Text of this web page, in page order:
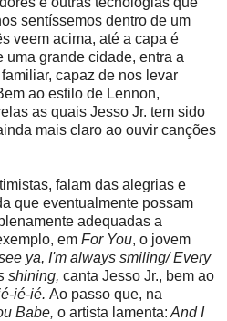
sentíssemos dentro de um
veem acima, até a capa é
grande cidade, entra a
capaz de nos levar
ao estilo de Lennon,
as quais Jesso Jr. tem sido
mais claro ao ouvir canções
falam das alegrias e
que eventualmente possam
adequadas a
em For You, o jovem
ya, I'm always smiling/ Every
shining, canta Jesso Jr., bem ao
ié-ié. Ao passo que, na
Babe, o artista lamenta: And I